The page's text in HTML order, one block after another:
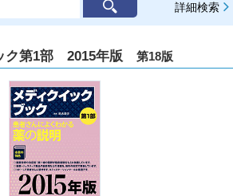
詳細検索
ク第1部 2015年版 第18版